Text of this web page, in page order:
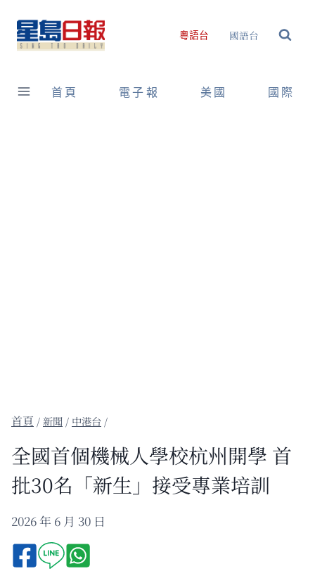
content
粵語台 國語台
首頁 電子報 美國 國際
/新聞 / 中港台 /
全國首個機械人學校杭州開學 首
批30名「新生」接受專業培訓
2026 年 6 月 30 日